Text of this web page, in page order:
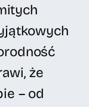
że
– od